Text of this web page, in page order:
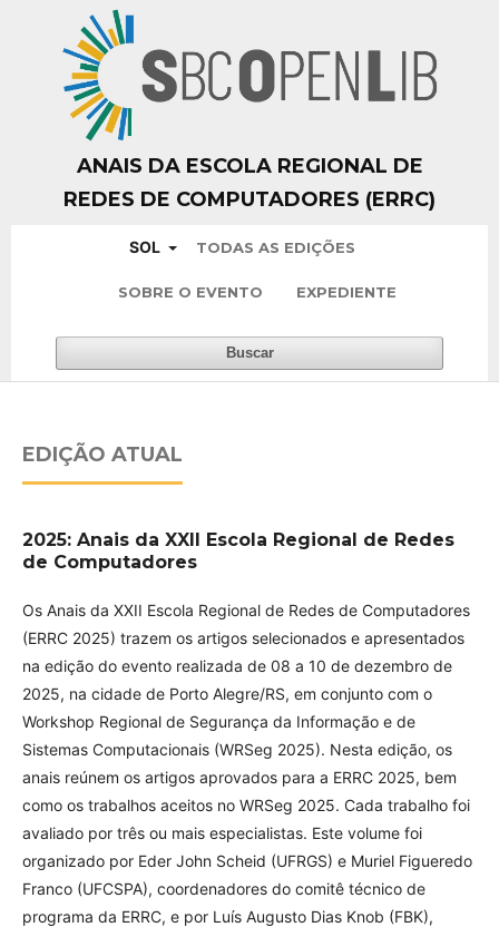
ANAIS DA ESCOLA REGIONAL DE
REDES DE COMPUTADORES (ERRC)
SOL TODAS AS EDIÇÕES
SOBRE O EVENTO EXPEDIENTE
Buscar
EDIÇÃO ATUAL
2025: Anais da XXII Escola Regional de Redes
de Computadores
Os Anais da XXII Escola Regional de Redes de Computadores
(ERRC 2025) trazem os artigos selecionados e apresentados
na edição do evento realizada de 08 a 10 de dezembro de
2025, na cidade de Porto Alegre/RS, em conjunto com o
Workshop Regional de Segurança da Informação e de
Sistemas Computacionais (WRSeg 2025). Nesta edição, os
anais reúnem os artigos aprovados para a ERRC 2025, bem
como os trabalhos aceitos no WRSeg 2025. Cada trabalho foi
avaliado por três ou mais especialistas. Este volume foi
organizado por Eder John Scheid (UFRGS) e Muriel Figueredo
Franco (UFCSPA), coordenadores do comitê técnico de
programa da ERRC, e por Luís Augusto Dias Knob (FBK),